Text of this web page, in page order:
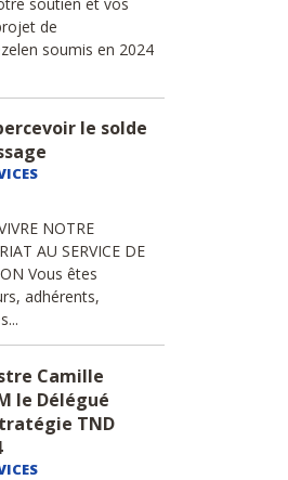
de
soumis en 2024
le solde
NOTRE
AU SERVICE DE
Vous êtes
adhérents,
Camille
le Délégué
TND